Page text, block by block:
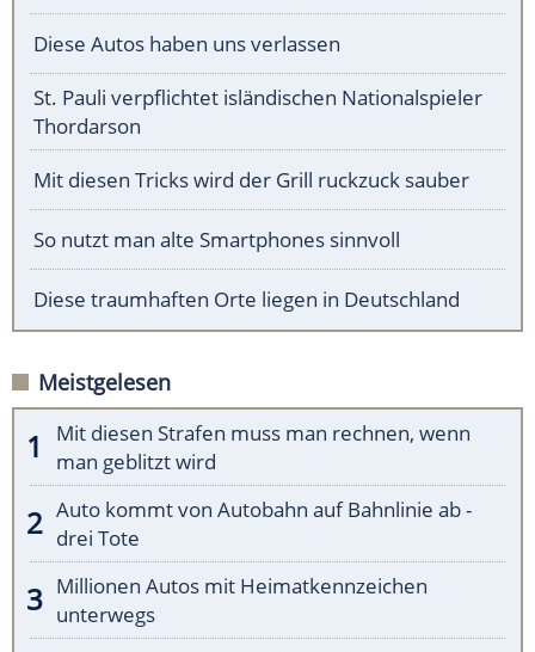
Diese Autos haben uns verlassen
St. Pauli verpflichtet isländischen Nationalspieler
Thordarson
Mit diesen Tricks wird der Grill ruckzuck sauber
So nutzt man alte Smartphones sinnvoll
Diese traumhaften Orte liegen in Deutschland
Meistgelesen
Mit diesen Strafen muss man rechnen, wenn
man geblitzt wird
Auto kommt von Autobahn auf Bahnlinie ab -
drei Tote
Millionen Autos mit Heimatkennzeichen
unterwegs